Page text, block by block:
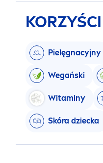
KORZYŚCI
Pielęgnacyjny
Wegański
Witaminy
Skóra dziecka